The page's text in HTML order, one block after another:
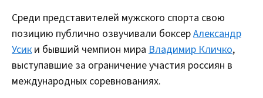
Среди представителей мужского спорта свою
позицию публично озвучивали боксерАлександр
Усик и бывший чемпион мира Владимир Кличко,
выступавшие за ограничение участия россиян в
международных соревнованиях.